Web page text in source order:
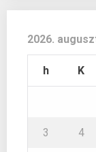
2026.
h K
3 4